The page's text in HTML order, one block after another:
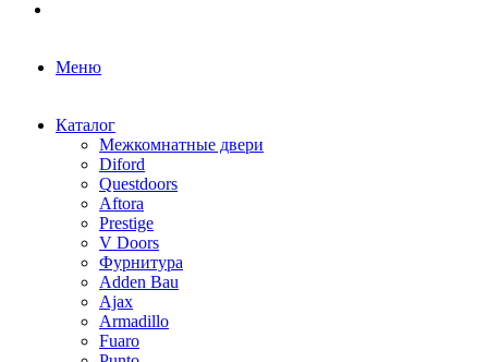
Меню
Каталог
Межкомнатные двери
Diford
Questdoors
Aftora
Prestige
V Doors
Фурнитура
Adden Bau
Ajax
Armadillo
Fuaro